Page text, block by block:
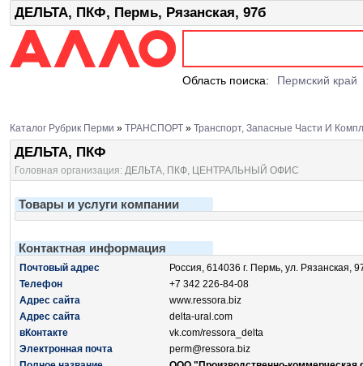
ДЕЛЬТА, ПКФ, Пермь, Рязанская, 97б
Область поиска: Пермский край
Каталог Рубрик Перми » ТРАНСПОРТ » Транспорт, Запасные Части И
ДЕЛЬТА, ПКФ
Головная организация: ДЕЛЬТА, ПКФ, ЦЕНТРАЛЬНЫЙ ОФИС
Товары и услуги компании
Контактная информация
Почтовый адрес
Россия, 614036 г. Пермь, ул. Рязанская,
Телефон
+7 342 226-84-08
Адрес сайта
www.ressora.biz
Адрес сайта
delta-ural.com
вКонтакте
vk.com/ressora_delta
Электронная почта
perm@ressora.biz